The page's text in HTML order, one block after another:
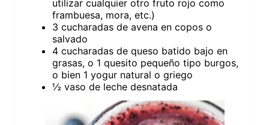
utilizar cualquier otro fruto rojo como
frambuesa, mora, etc.)
3 cucharadas de avena en copos o
salvado
4 cucharadas de queso batido bajo en
grasas, o 1 quesito pequeño tipo burgos,
o bien 1 yogur natural o griego
½ vaso de leche desnatada